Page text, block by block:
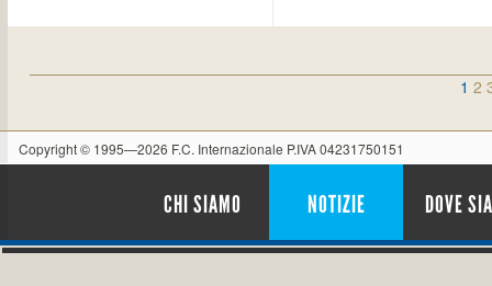
1 2
Copyright © 1995—2026 F.C. Internazionale P.IVA 04231750151
CHI SIAMO NOTIZIE DOVE